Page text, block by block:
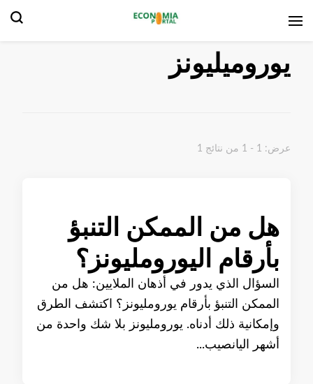
يوروميليونز
عرض: 1 - 1 من نتائج 1
هل من الممكن التنبؤ
بأرقام اليورومليونز؟
السؤال الذي يدور في أذهان الملايين: هل من
الممكن التنبؤ بأرقام يورومليونز؟ اكتشف الطرق
وإمكانية ذلك أدناه. يورومليونز بلا شك واحدة من
أشهر اليانصيب...